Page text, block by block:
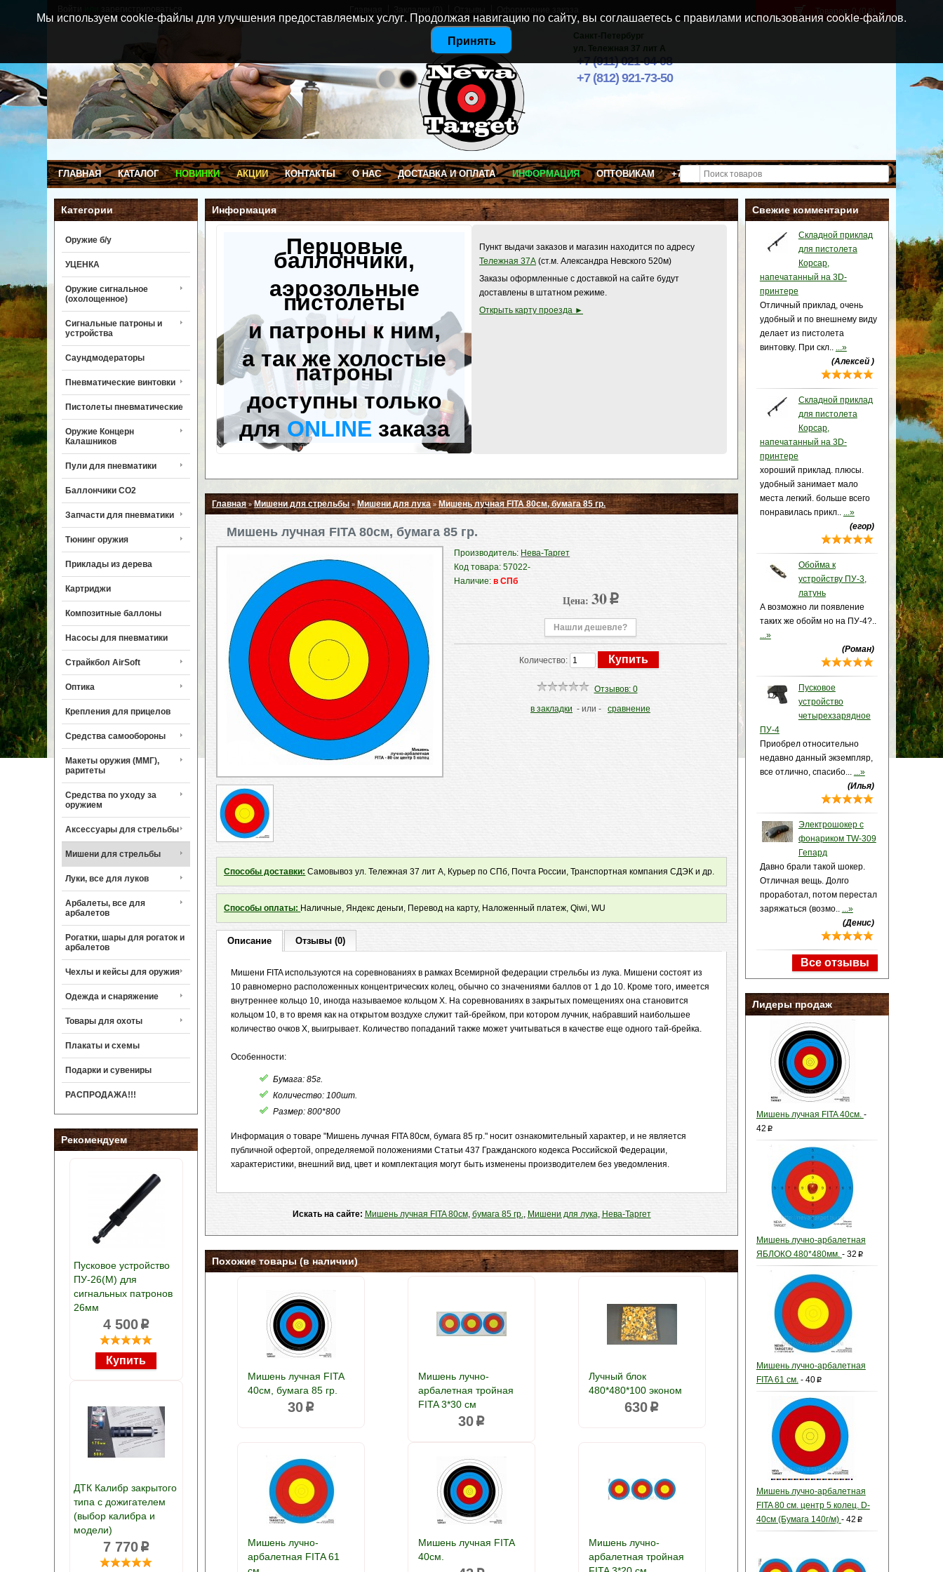
Санкт-Петербург
ул. Тележная 37 лит А
+7 (911) 021-04-08
+7 (812) 921-73-50
Товаров: 0 (0 p )
ГЛАВНАЯ КАТАЛОГ НОВИНКИ АКЦИИ КОНТАКТЫ О НАС ДОСТАВКА И ОПЛАТА ИНФОРМАЦИЯ ОПТОВИКАМ +7 (911) 021-04-08
Категории
Оружие б/у
УЦЕНКА
Оружие сигнальное
(охолощенное)
Сигнальные патроны и
устройства
Саундмодераторы
Пневматические винтовки
Пистолеты пневматические
Оружие Концерн
Калашников
Пули для пневматики
Баллончики CO2
Запчасти для пневматики
Тюнинг оружия
Приклады из дерева
Картриджи
Композитные баллоны
Насосы для пневматики
Страйкбол AirSoft
Оптика
Крепления для прицелов
Средства самообороны
Макеты оружия (ММГ),
раритеты
Средства по уходу за
оружием
Аксессуары для стрельбы
Мишени для стрельбы
Луки, все для луков
Арбалеты, все для
арбалетов
Рогатки, шары для рогаток и
арбалетов
Чехлы и кейсы для оружия
Одежда и снаряжение
Товары для охоты
Плакаты и схемы
Подарки и сувениры
РАСПРОДАЖА!!!
Рекомендуем
Пусковое устройство
ПУ-26(М) для
сигнальных патронов
26мм
4 500p
ДТК Калибр закрытого
типа с дожигателем
(выбор калибра и
модели)
7 770p
Свежие комментарии
Складной приклад
для пистолета
Корсар,
напечатанный на 3D-
принтере
Отличный приклад, очень
удобный и по внешнему виду
делает из пистолета
винтовку. При скл.. ...»
(Алексей )
Складной приклад
для пистолета
Корсар,
напечатанный на 3D-
принтере
хороший приклад. плюсы.
удобный занимает мало
места легкий. больше всего
понравилась прикл.. ...»
(егор)
Обойма к
устройству ПУ-3,
латунь
А возможно ли появление
таких же обойм но на ПУ-4?..
...»
(Роман)
Пусковое
устройство
четырехзарядное
ПУ-4
Приобрел относительно
недавно данный экземпляр,
все отлично, спасибо... ...»
(Илья)
Электрошокер с
фонариком TW-309
Гепард
Давно брали такой шокер.
Отличная вещь. Долго
проработал, потом перестал
заряжаться (возмо.. ...»
(Денис)
Все отзывы
Лидеры продаж
Мишень лучная FITA 40см. -
42 p
Мишень лучно-арбалетная
ЯБЛОКО 480*480мм. - 32 p
Мишень лучно-арбалетная
FITA 61 см.- 40p
Мишень лучно-арбалетная
FITA 80 см. центр 5 колец. D-
40см (Бумага 140г/м) - 42 p
Информация
Перцовые
баллончики,
аэрозольные
пистолеты
и патроны к ним,
а так же холостые
патроны
доступны только
дляONLINE заказа
Пункт выдачи заказов и магазин находится по адресу
Тележная 37А (ст.м. Александра Невского 520м)
Заказы оформленные с доставкой на сайте будут
доставлены в штатном режиме.
Открыть карту проезда ►
Главная»Мишени для стрельбы » Мишени для лука»Мишень лучная FITA 80см, бумага 85 гр.
Мишень лучная FITA 80см, бумага 85 гр.
Производитель: Нева-Таргет
Код товара: 57022-
Наличие:в СПб
Цена: 30p
Нашли дешевле?
Количество:
Отзывов: 0
в закладки - или - сравнение
Способы доставки: Самовывоз ул. Тележная 37 лит А, Курьер по СПб, Почта России, Транспортная компания СДЭК и др.
Способы оплаты: Наличные, Яндекс деньги, Перевод на карту, Наложенный платеж, Qiwi, WU
Описание Отзывы (0)
Мишени FITA используются на соревнованиях в рамках Всемирной федерации стрельбы из лука. Мишени состоят из
10 равномерно расположенных концентрических колец, обычно со значениями баллов от 1 до 10. Кроме того, имеется
внутреннее кольцо 10, иногда называемое кольцом X. На соревнованиях в закрытых помещениях она становится
кольцом 10, в то время как на открытом воздухе служит тай-брейком, при котором лучник, набравший наибольшее
количество очков X, выигрывает. Количество попаданий также может учитываться в качестве еще одного тай-брейка.
Особенности:
Бумага: 85г.
Количество: 100шт.
Размер: 800*800
Информация о товаре "Мишень лучная FITA 80см, бумага 85 гр." носит ознакомительный характер, и не является
публичной офертой, определяемой положениями Статьи 437 Гражданского кодекса Российской Федерации,
характеристики, внешний вид, цвет и комплектация могут быть изменены производителем без уведомления.
Искать на сайте: Мишень лучная FITA 80см, бумага 85 гр., Мишени для лука, Нева-Таргет
Похожие товары (в наличии)
Мишень лучная FITA
40см, бумага 85 гр.
30 p
Мишень лучно-
арбалетная тройная
FITA 3*30 см
30p
Лучный блок
480*480*100 эконом
630 p
Мишень лучно-
арбалетная FITA 61
Мишень лучная FITA
40см.
Мишень лучно-
арбалетная тройная
Мы используем cookie-файлы для улучшения предоставляемых услуг. Продолжая навигацию по сайту, вы соглашаетесь с правилами использования cookie-файлов.
Принять